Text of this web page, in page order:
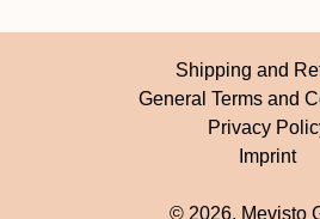
Shipping and
General Terms and
Privacy
Imprint
© 2026, Mevisto